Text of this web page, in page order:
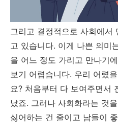
그리고 결정적으로 사회에서
고 있습니다. 이게 나쁜 의미
을 어느 정도 가리고 만나기
보기 어렵습니다. 우리 어렸
요? 처음부터 다 보여주면서
났죠. 그러나 사회화라는 것
싫어하는 건 줄이고 남들이